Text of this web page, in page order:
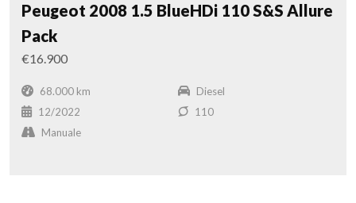
Peugeot 2008 1.5 BlueHDi 110 S&S Allure
Pack
€16.900
68.000 km
Diesel
12/2022
110
Manuale